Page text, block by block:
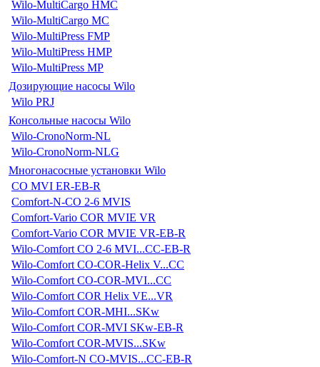
Wilo-MultiCargo HMC
Wilo-MultiCargo MC
Wilo-MultiPress FMP
Wilo-MultiPress HMP
Wilo-MultiPress MP
Дозирующие насосы Wilo
Wilo PRJ
Консольные насосы Wilo
Wilo-CronoNorm-NL
Wilo-CronoNorm-NLG
Многонасосные установки Wilo
CO MVI ER-EB-R
Comfort-N-CO 2-6 MVIS
Comfort-Vario COR MVIE VR
Comfort-Vario COR MVIE VR-EB-R
Wilo-Comfort CO 2-6 MVI...CC-EB-R
Wilo-Comfort CO-COR-Helix V...CC
Wilo-Comfort CO-COR-MVI...CC
Wilo-Comfort COR Helix VE...VR
Wilo-Comfort COR-MHI...SKw
Wilo-Comfort COR-MVI SKw-EB-R
Wilo-Comfort COR-MVIS...SKw
Wilo-Comfort-N CO-MVIS...CC-EB-R